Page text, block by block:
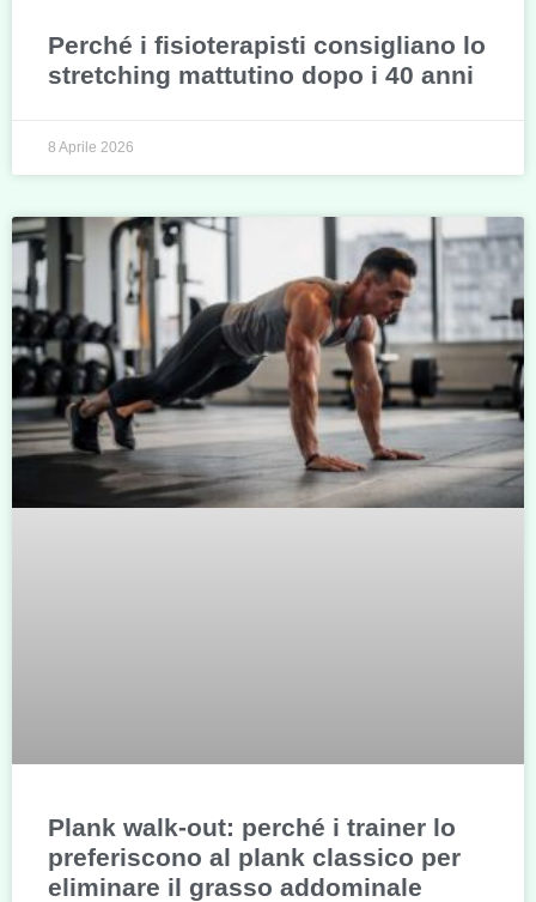
Perché i fisioterapisti consigliano lo
stretching mattutino dopo i 40 anni
8 Aprile 2026
Plank walk-out: perché i trainer lo
preferiscono al plank classico per
eliminare il grasso addominale